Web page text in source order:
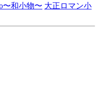
〜和小物〜 大正ロマン小